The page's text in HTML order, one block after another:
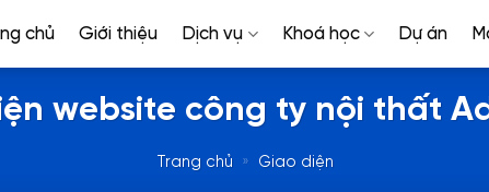
chủ Giới thiệu Dịch vụ Khoá học Dự án
website công ty nội thất
Trang chủ » Giao diện